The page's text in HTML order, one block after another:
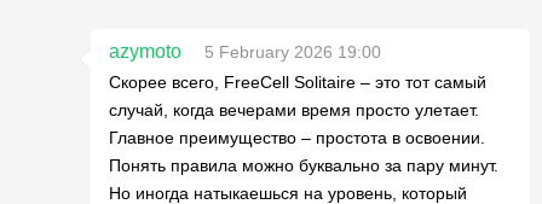
azymoto
5 February 2026 19:00
Скорее всего, FreeCell Solitaire – это тот самый
случай, когда вечерами время просто улетает.
Главное преимущество – простота в освоении.
Понять правила можно буквально за пару минут.
Но иногда натыкаешься на уровень, который